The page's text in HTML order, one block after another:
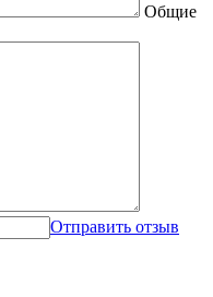
Общие
Отправить отзыв